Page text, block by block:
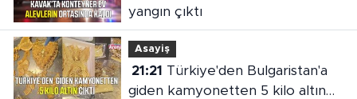
yangın çıktı
Asayiş
21:21
giden kamyonetten 5 kilo altın